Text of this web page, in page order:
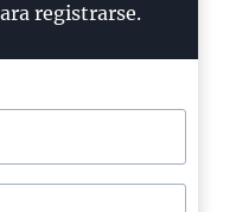
registrarse.